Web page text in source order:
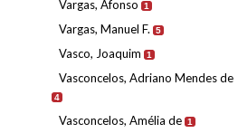
Vargas, Afonso 1
Vargas, Manuel F. 5
Vasco, Joaquim 1
Vasconcelos, Adriano Mendes de
4
Vasconcelos, Amélia de 1